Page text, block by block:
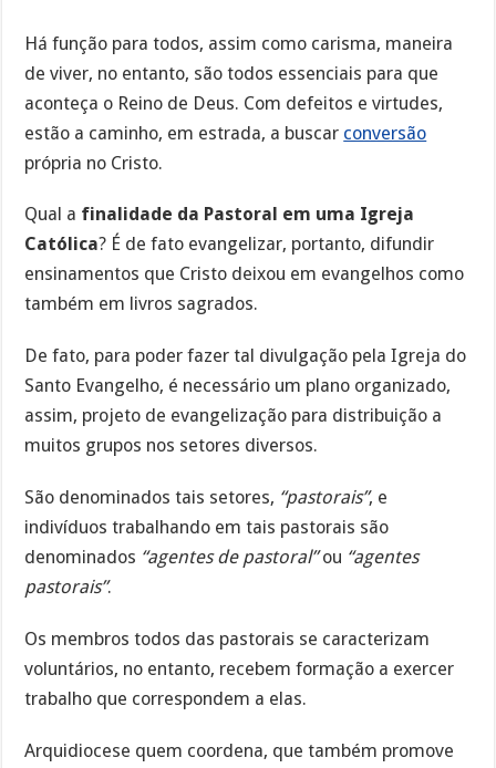
Há função para todos, assim como carisma, maneira
de viver, no entanto, são todos essenciais para que
aconteça o Reino de Deus. Com defeitos e virtudes,
estão a caminho, em estrada, a buscar conversão
própria no Cristo.
Qual a finalidade da Pastoral em uma Igreja
Católica? É de fato evangelizar, portanto, difundir
ensinamentos que Cristo deixou em evangelhos como
também em livros sagrados.
De fato, para poder fazer tal divulgação pela Igreja do
Santo Evangelho, é necessário um plano organizado,
assim, projeto de evangelização para distribuição a
muitos grupos nos setores diversos.
São denominados tais setores, “pastorais”, e
indivíduos trabalhando em tais pastorais são
denominados “agentes de pastoral”ou “agentes
pastorais”.
Os membros todos das pastorais se caracterizam
voluntários, no entanto, recebem formação a exercer
trabalho que correspondem a elas.
Arquidiocese quem coordena, que também promove